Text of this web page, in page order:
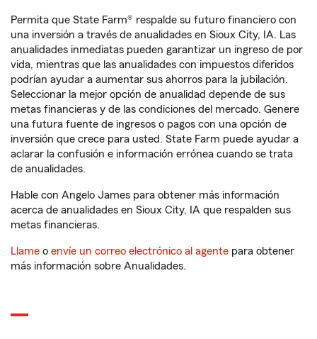
Permita que State Farm® respalde su futuro financiero con
una inversión a través de anualidades en Sioux City, IA. Las
anualidades inmediatas pueden garantizar un ingreso de por
vida, mientras que las anualidades con impuestos diferidos
podrían ayudar a aumentar sus ahorros para la jubilación.
Seleccionar la mejor opción de anualidad depende de sus
metas financieras y de las condiciones del mercado. Genere
una futura fuente de ingresos o pagos con una opción de
inversión que crece para usted. State Farm puede ayudar a
aclarar la confusión e información errónea cuando se trata
de anualidades.
Hable con Angelo James para obtener más información
acerca de anualidades en Sioux City, IA que respalden sus
metas financieras.
Llame o envíe un correo electrónico al agente para obtener
más información sobre Anualidades.